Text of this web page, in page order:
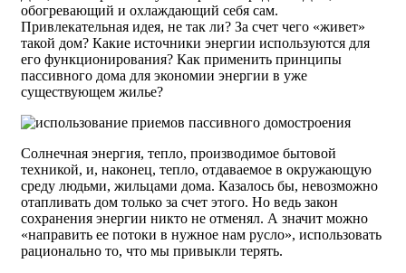
обогревающий и охлаждающий себя сам.
Привлекательная идея, не так ли? За счет чего «живет»
такой дом? Какие источники энергии используются для
его функционирования? Как применить принципы
пассивного дома для экономии энергии в уже
существующем жилье?
Солнечная энергия, тепло, производимое бытовой
техникой, и, наконец, тепло, отдаваемое в окружающую
среду людьми, жильцами дома. Казалось бы, невозможно
отапливать дом только за счет этого. Но ведь закон
сохранения энергии никто не отменял. А значит можно
«направить ее потоки в нужное нам русло», использовать
рационально то, что мы привыкли терять.